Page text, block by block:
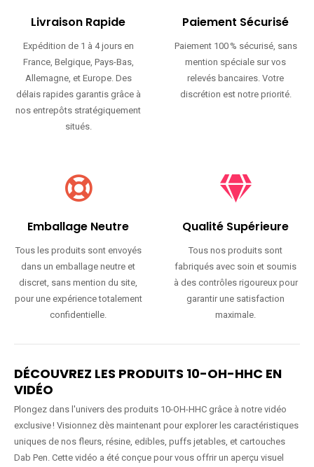
Livraison Rapide
Expédition de 1 à 4 jours en
France, Belgique, Pays-Bas,
Allemagne, et Europe. Des
délais rapides garantis grâce à
nos entrepôts stratégiquement
situés.
Paiement Sécurisé
Paiement 100 % sécurisé, sans
mention spéciale sur vos
relevés bancaires. Votre
discrétion est notre priorité.
Emballage Neutre
Tous les produits sont envoyés
dans un emballage neutre et
discret, sans mention du site,
pour une expérience totalement
confidentielle.
Qualité Supérieure
Tous nos produits sont
fabriqués avec soin et soumis
à des contrôles rigoureux pour
garantir une satisfaction
maximale.
DÉCOUVREZ LES PRODUITS 10-OH-HHC EN
VIDÉO
Plongez dans l'univers des produits 10-OH-HHC grâce à notre vidéo
exclusive ! Visionnez dès maintenant pour explorer les caractéristiques
uniques de nos fleurs, résine, edibles, puffs jetables, et cartouches
Dab Pen. Cette vidéo a été conçue pour vous offrir un aperçu visuel